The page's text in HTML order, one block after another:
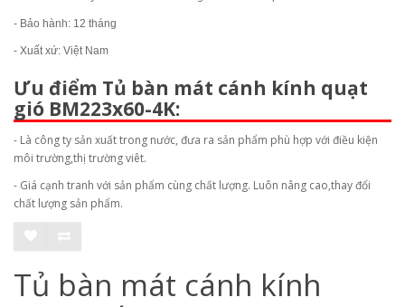
- Bảo hành: 12 tháng
- Xuất xứ: Việt Nam
Ưu điểm Tủ bàn mát cánh kính quạt
gió BM223x60-4K:
- Là công ty sản xuất trong nước, đưa ra sản phẩm phù hợp với điều kiện
môi trường,thị trường viêt.
- Giá cạnh tranh với sản phẩm cùng chất lượng. Luôn nâng cao,thay đổi
chất lượng sản phẩm.
Tủ bàn mát cánh kính